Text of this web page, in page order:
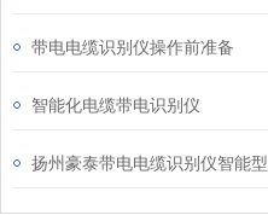
带电电缆识别仪操作前准备
智能化电缆带电识别仪
扬州豪泰带电电缆识别仪智能型